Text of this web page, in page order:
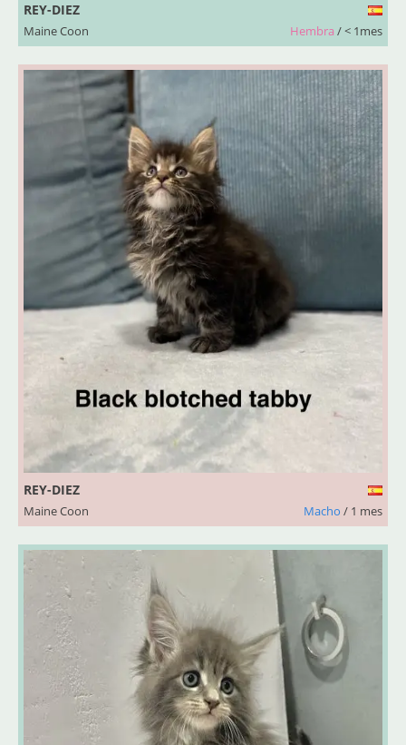
REY-DIEZ
Maine Coon Hembra / < 1mes
REY-DIEZ
Maine Coon Macho / 1 mes